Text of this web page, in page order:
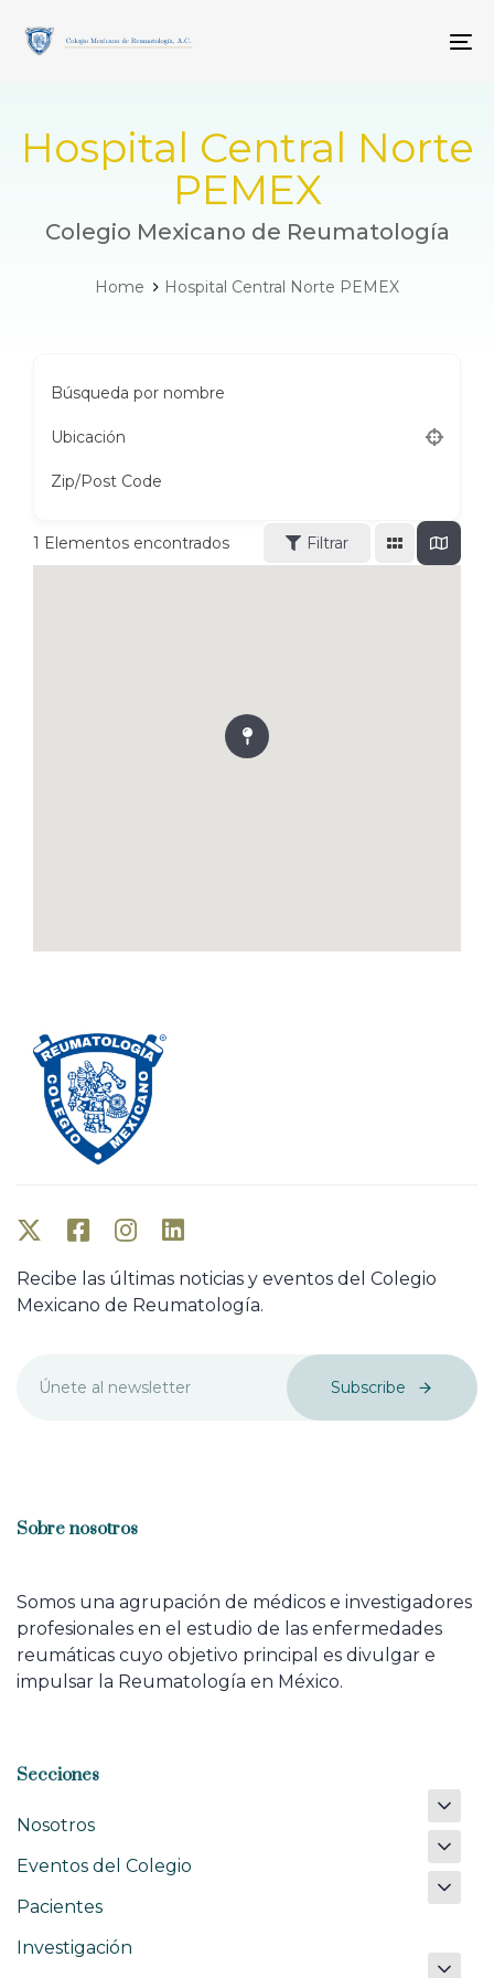
links
primary
content
Hospital Central Norte
PEMEX
Colegio Mexicano de Reumatología
Home Hospital Central Norte PEMEX
Búsqueda por nombre
Ubicación
Zip/Post Code
1 Elementos encontrados Filtrar
Recibe las últimas noticias y eventos del Colegio
Mexicano de Reumatología.
Subscribe
Sobre nosotros
Somos una agrupación de médicos e investigadores
profesionales en el estudio de las enfermedades
reumáticas cuyo objetivo principal es divulgar e
impulsar la Reumatología en México.
Secciones
Nosotros
Eventos del Colegio
Pacientes
Investigación